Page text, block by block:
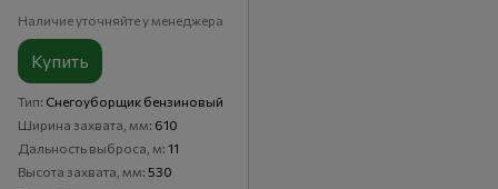
Наличие уточняйте у менеджера
Купить
Тип Снегоуборщик бензиновый
Ширина захвата, мм 610
Дальность выброса, м 11
Высота захвата, мм 530